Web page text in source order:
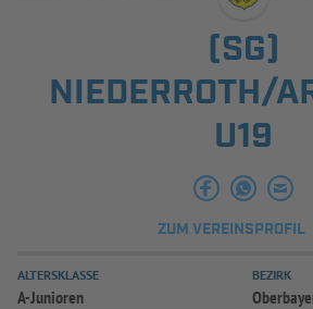
INFOTHEK
(SG)
NIEDERROTH/
U19
ZUM VEREINSPROFIL
ALTERSKLASSE
A-Junioren
BEZIRK